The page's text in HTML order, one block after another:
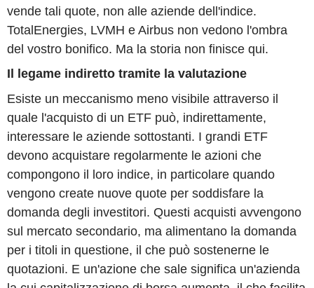
vende tali quote, non alle aziende dell'indice.
TotalEnergies, LVMH e Airbus non vedono l'ombra
del vostro bonifico. Ma la storia non finisce qui.
Il legame indiretto tramite la valutazione
Esiste un meccanismo meno visibile attraverso il
quale l'acquisto di un ETF può, indirettamente,
interessare le aziende sottostanti. I grandi ETF
devono acquistare regolarmente le azioni che
compongono il loro indice, in particolare quando
vengono create nuove quote per soddisfare la
domanda degli investitori. Questi acquisti avvengono
sul mercato secondario, ma alimentano la domanda
per i titoli in questione, il che può sostenerne le
quotazioni. E un'azione che sale significa un'azienda